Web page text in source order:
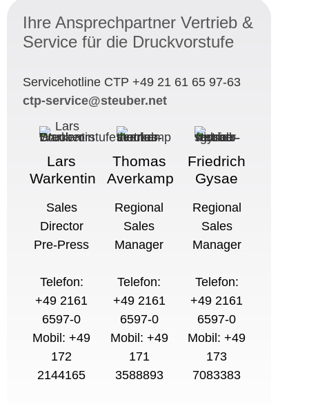
Ihre Ansprechpartner Vertrieb &
Service für die Druckvorstufe
Servicehotline CTP +49 21 61 65 97-63
ctp-service@steuber.net
Lars
Warkentin
Sales
Director
Pre-Press
Telefon:
+49 2161
6597-0
Mobil: +49
172
2144165
Thomas
Averkamp
Regional
Sales
Manager
Telefon:
+49 2161
6597-0
Mobil: +49
171
3588893
Friedrich
Gysae
Regional
Sales
Manager
Telefon:
+49 2161
6597-0
Mobil: +49
173
7083383